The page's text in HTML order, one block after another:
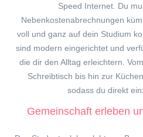
Speed Internet. Du
Nebenkostenabrechnungen
voll und ganz auf dein Studium
sind modern eingerichtet und
die dir den Alltag erleichtern.
Schreibtisch bis hin zur
sodass du direkt
Gemeinschaft erleben